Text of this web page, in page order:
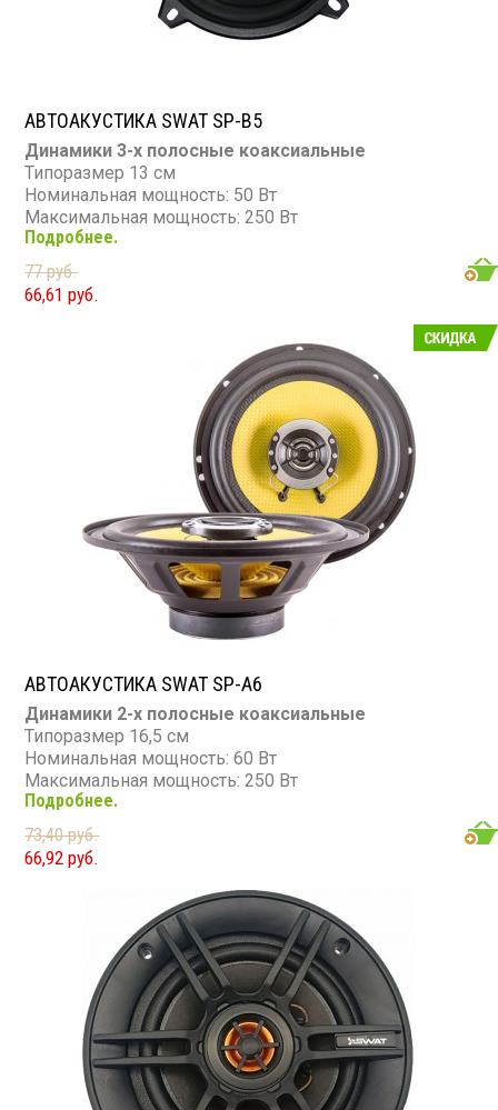
АВТОАКУСТИКА SWAT SP-B5
Динамики 3-х полосные коаксиальные
Типоразмер 13 см
Номинальная мощность: 50 Вт
Максимальная мощность: 250 Вт
Диапазон частот: 50 - 20 000 Гц
Подробнее.
77 руб.
66,61 руб.
АВТОАКУСТИКА SWAT SP-A6
Динамики 2-х полосные коаксиальные
Типоразмер 16,5 см
Номинальная мощность: 60 Вт
Максимальная мощность: 250 Вт
Диапазон частот: 60 - 20 000 Гц
Чувствительность: 89 дБ
Сопротивление: 4 Ом
Подробнее.
73,40 руб.
66,92 руб.